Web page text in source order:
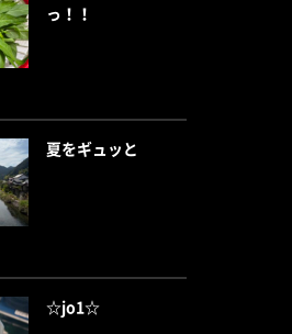
っ！！
夏をギュッと
☆jo1☆